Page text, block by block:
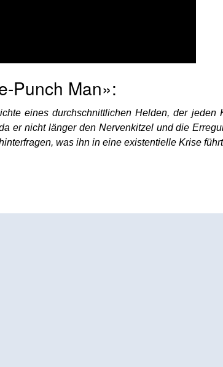
Punch Man»:
eines durchschnittlichen Helden, der
er nicht länger den Nervenkitzel und die
was ihn in eine existentielle Krise